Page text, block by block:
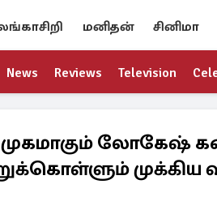
மனிதன் சினிமா
News Reviews Television
லோகேஷ்
முக்கிய